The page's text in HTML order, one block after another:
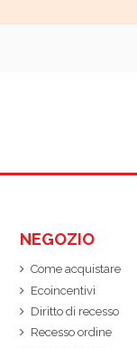
NEGOZIO
Come acquistare
Ecoincentivi
Diritto di recesso
Recesso ordine